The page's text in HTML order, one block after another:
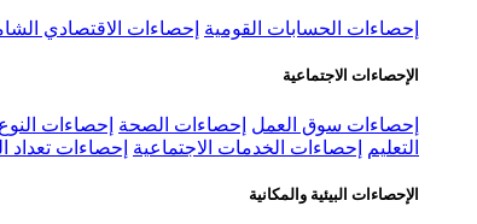
إحصاءات الحسابات القومية إحصاءات الاقتصادي
الإحصاءات الاجتماعية
إحصاءات سوق العمل إحصاءات الصحة إحصاءات
التعليم
إحصاءات الخدمات الاجتماعية إحصاءات تعداد
الإحصاءات البيئية والمكانية